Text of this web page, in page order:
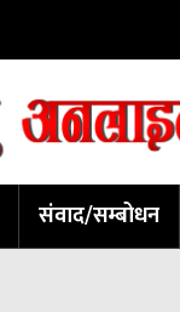
संवाद/सम्बोधन